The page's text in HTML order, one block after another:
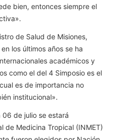
bien, entonces siempre el
de Salud de Misiones,
los últimos años se ha
académicos y
como el del 4 Simposio es el
es de importancia no
institucional».
de julio se estará
de Medicina Tropical (INMET)